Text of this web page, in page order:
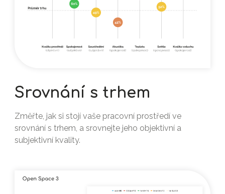
Srovnání s trhem
Změřte, jak si stojí vaše pracovní prostředí ve
srovnání s trhem, a srovnejte jeho objektivní a
subjektivní kvality.